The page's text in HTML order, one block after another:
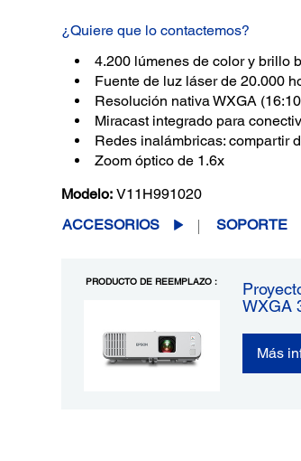
¿Quiere que lo contactemos?
4.200 lúmenes de color y brillo
Fuente de luz láser de 20.000
Resolución nativa WXGA
Miracast integrado para
Redes inalámbricas: compartir
Zoom óptico de 1.6x
Modelo: V11H991020
ACCESORIOS
SOPORTE
PRODUCTO DE REEMPLAZO :
WXGA
Más